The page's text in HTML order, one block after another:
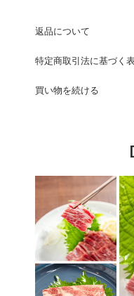
返品について
特定商取引法に基づく
買い物を続ける